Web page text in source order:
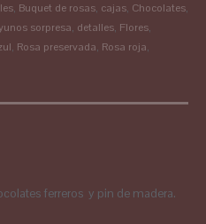
, Buquet de rosas, cajas, Chocolates,
sorpresa, detalles, Flores,
, Rosa preservada, Rosa roja,
ferreros y pin de madera.